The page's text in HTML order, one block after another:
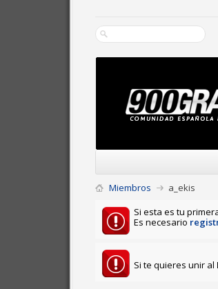
Miembros
a_ekis
Si esta es tu
Es necesario
Si te quieres unir al